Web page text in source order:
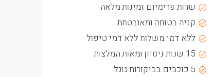
שרות פרימיום זמינות מלאה
קניה בטוחה ומאובטחת
ללא דמי משלוח ללא דמי טיפול
15 שנות ניסיון ומאות המלצות
5 כוכבים בביקורות גוגל